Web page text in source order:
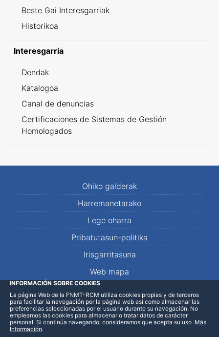
Beste Gai Interesgarriak
Historikoa
Interesgarria
Dendak
Katalogoa
Canal de denuncias
Certificaciones de Sistemas de Gestión
Homologados
Ohiko galderak
Harremanetarako
Lege oharra
Pribatutasun-politika
Irisgarritasuna
Web mapa
LinkedInFacebookWhatsApp
INFORMACIÓN SOBRE COOKIES
La página Web de la FNMT-RCM utiliza cookies propias y de terceros
para facilitar la navegación por la página web así como almacenar las
preferencias seleccionadas por el usuario durante su navegación. No
empleamos las cookies para almacenar o tratar datos de carácter
personal. Si continúa navegando, consideramos que acepta su uso .Más
Información.